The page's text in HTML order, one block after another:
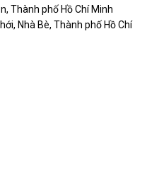
Thành phố Hồ Chí Minh
Nhà Bè, Thành phố Hồ Chí